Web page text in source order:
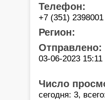
Телефон:
+7 (351) 2398001
Регион:
Отправлено:
03-06-2023 15:11
Число
сегодня: 3,